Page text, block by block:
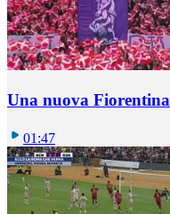
Una nuova Fiorentina
01:47